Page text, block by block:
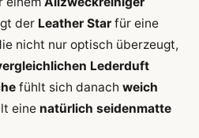
der Leather Starfür eine
nicht nur optisch überzeugt,
Lederduft
fühlt sich danach weich
eine natürlich seidenmatte